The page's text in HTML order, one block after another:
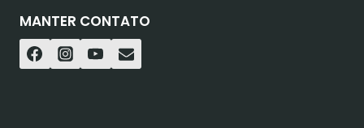
MANTER CONTATO